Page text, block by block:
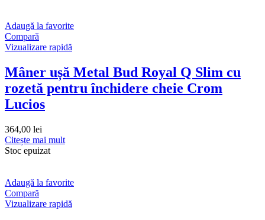
Adaugă la favorite
Compară
Vizualizare rapidă
Mâner ușă Metal Bud Royal Q Slim cu
rozetă pentru închidere cheie Crom
Lucios
364,00 lei
Citește mai mult
Stoc epuizat
Adaugă la favorite
Compară
Vizualizare rapidă